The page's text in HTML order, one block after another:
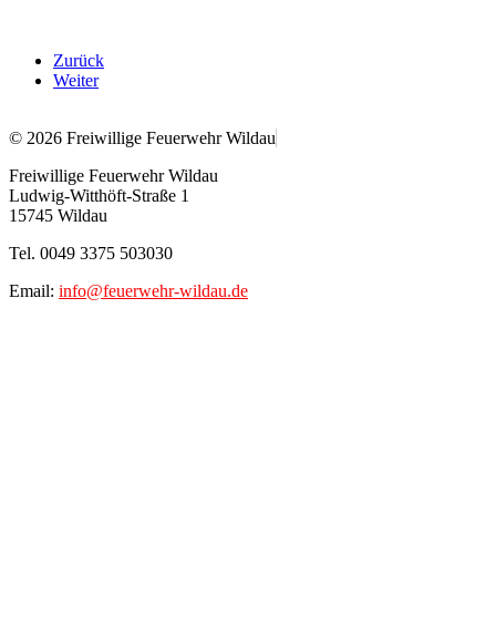
Zurück
Weiter
© 2026 Freiwillige Feuerwehr Wildau
Freiwillige Feuerwehr Wildau
Ludwig-Witthöft-Straße 1
15745 Wildau
Tel. 0049 3375 503030
Email: info@feuerwehr-wildau.de